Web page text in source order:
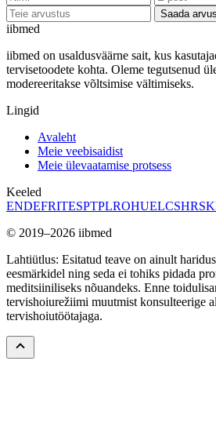
Saada
iibmed
iibmed on usaldusväärne sait, kus
tervisetoodete kohta. Oleme tegutsenud
modereeritakse võltsimise vältimiseks.
Lingid
Avaleht
Meie veebisaidist
Meie ülevaatamise protsess
Keeled
ENDEFRITESPTPLROHUELCSHRSK
© 2019–2026 iibmed
Lahtiütlus: Esitatud teave on ainult
eesmärkidel ning seda ei tohiks pidada
meditsiiniliseks nõuandeks. Enne
tervishoiurežiimi muutmist konsulteerige
tervishoiutöötajaga.